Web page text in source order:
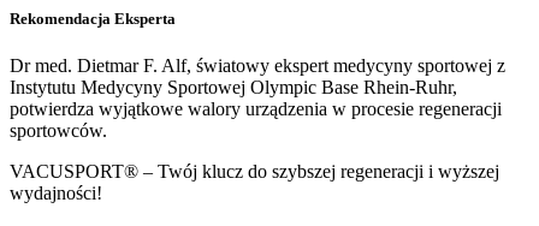
Rekomendacja Eksperta
Dr med. Dietmar F. Alf, światowy ekspert medycyny sportowej z
Instytutu Medycyny Sportowej Olympic Base Rhein-Ruhr,
potwierdza wyjątkowe walory urządzenia w procesie regeneracji
sportowców.
VACUSPORT® – Twój klucz do szybszej regeneracji i wyższej
wydajności!